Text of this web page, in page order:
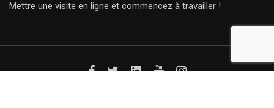
Mettre une visite en ligne et commencez à travailler !